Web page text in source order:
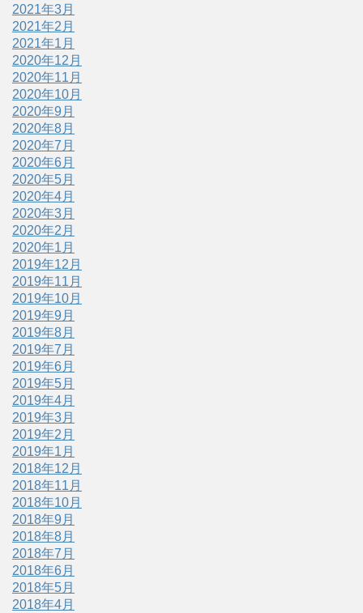
2021年3月
2021年2月
2021年1月
2020年12月
2020年11月
2020年10月
2020年9月
2020年8月
2020年7月
2020年6月
2020年5月
2020年4月
2020年3月
2020年2月
2020年1月
2019年12月
2019年11月
2019年10月
2019年9月
2019年8月
2019年7月
2019年6月
2019年5月
2019年4月
2019年3月
2019年2月
2019年1月
2018年12月
2018年11月
2018年10月
2018年9月
2018年8月
2018年7月
2018年6月
2018年5月
2018年4月